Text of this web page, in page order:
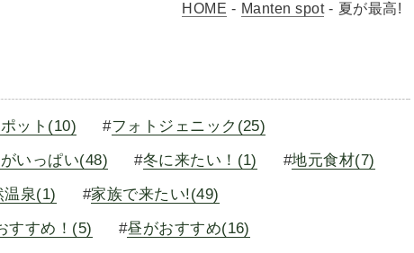
HOME - Manten spot - 夏が最高!
ット(10) #フォトジェニック(25)
いっぱい(48) #冬に来たい！(1) #地元食材(7)
温泉(1) #家族で来たい!(49)
すすめ！(5) #昼がおすすめ(16)